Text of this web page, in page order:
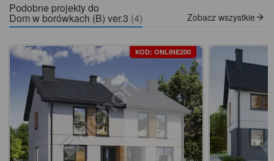
Podobne projekty do
Dom w borówkach (B) ver.3 (4) Zobacz wszystkie
KOD: ONLINE200